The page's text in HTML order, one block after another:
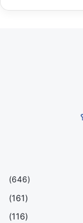
(646)
(161)
(116)